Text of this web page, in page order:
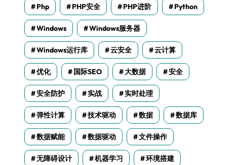
Php PHP安全 PHP进阶 Python
Windows Windows服务器
Windows运行库 云安全 云计算
优化 国际SEO 大数据 安全
安全防护 实战 实时处理
弹性计算 技术驱动 数据 数据库
数据赋能 数据驱动 文件操作
无障碍设计 机器学习 环境搭建